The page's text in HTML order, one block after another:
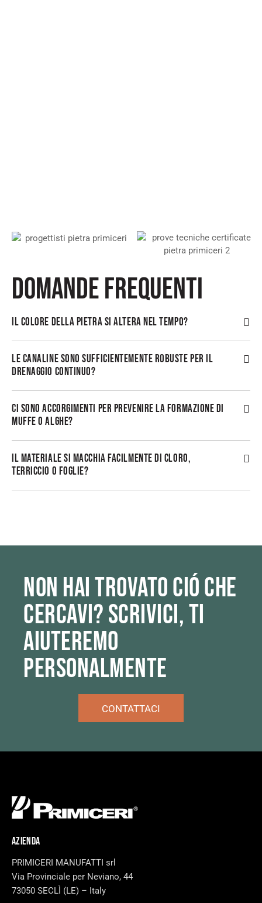
DOMANDE FREQUENTI
IL COLORE DELLA PIETRA SI ALTERA NEL TEMPO?
LE CANALINE SONO SUFFICIENTEMENTE ROBUSTE PER IL
DRENAGGIO CONTINUO?
CI SONO ACCORGIMENTI PER PREVENIRE LA FORMAZIONE DI
MUFFE O ALGHE?
IL MATERIALE SI MACCHIA FACILMENTE DI CLORO,
TERRICCIO O FOGLIE?
NON HAI TROVATO CIÓ CHE
CERCAVI?SCRIVICI, TI
AIUTEREMO
PERSONALMENTE
CONTATTACI
AZIENDA
PRIMICERI MANUFATTI srl
Via Provinciale per Neviano, 44
73050 SECLÌ (LE) – Italy